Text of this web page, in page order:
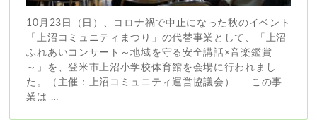
10月23日（日）、コロナ禍で中止になった秋のイベント
「上沼コミュニティまつり」の代替事業として、「上沼
ふれあいコンサート～地域を守る安全講話×音楽鑑賞
～」を、登米市上沼小学校体育館を会場に行われまし
た。（主催：上沼コミュニティ運営協議会） この事
業は …